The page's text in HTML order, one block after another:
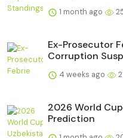
1 month ago
Ex-Prosecutor
Corruption
4 weeks ago
2026 World
Prediction